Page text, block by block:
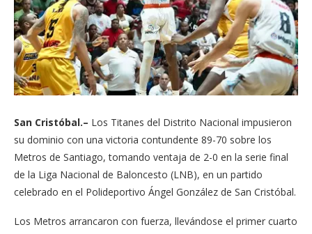
San Cristóbal.– Los Titanes del Distrito Nacional impusieron
su dominio con una victoria contundente 89-70 sobre los
Metros de Santiago, tomando ventaja de 2-0 en la serie final
de la Liga Nacional de Baloncesto (LNB), en un partido
celebrado en el Polideportivo Ángel González de San Cristóbal.
Los Metros arrancaron con fuerza, llevándose el primer cuarto